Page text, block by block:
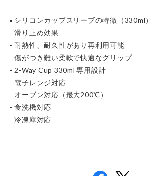
▪️ シリコンカップスリーブの特徴（330ml）
- 滑り止め効果
- 耐熱性、耐久性があり再利用可能
- 傷がつき難い柔軟で快適なグリップ
- 2-Way Cup 330ml 専用設計
- 電子レンジ対応
- オーブン対応（最大200℃）
- 食洗機対応
- 冷凍庫対応